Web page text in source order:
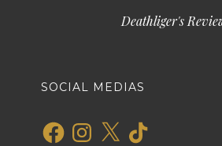
Deathliger's
SOCIAL MEDIAS
FacebookInstagram
X TikTok